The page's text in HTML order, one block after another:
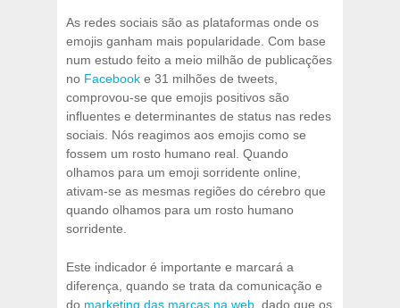
As redes sociais são as plataformas onde os
emojis ganham mais popularidade. Com base
num estudo feito a meio milhão de publicações
no Facebook e 31 milhões de tweets,
comprovou-se que emojis positivos são
influentes e determinantes de status nas redes
sociais. Nós reagimos aos emojis como se
fossem um rosto humano real. Quando
olhamos para um emoji sorridente online,
ativam-se as mesmas regiões do cérebro que
quando olhamos para um rosto humano
sorridente.
Este indicador é importante e marcará a
diferença, quando se trata da comunicação e
do marketing das marcas na web , dado que os